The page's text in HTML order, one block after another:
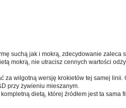
suchą jak i mokrą, zdecydowanie zaleca
mokrą, nie utracisz cennych wartości
za wilgotną wersję krokietów tej samej
przy żywieniu mieszanym.
dietą, której źródłem jest ta sama